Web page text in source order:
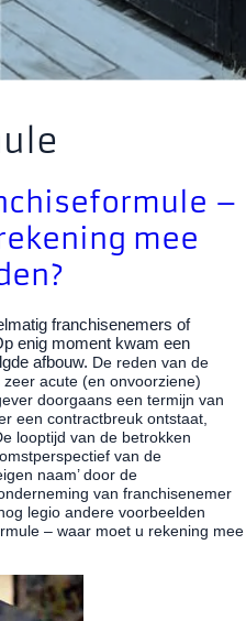
–
mee
franchisenemers of
enig moment kwam een
afbouw. De reden van de
acute (en onvoorziene)
doorgaans een termijn van
een contractbreuk ontstaat,
looptijd van de betrokken
van de
naam’ door de
van franchisenemer
legio andere voorbeelden
– waar moet u rekening mee